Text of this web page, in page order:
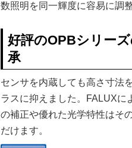
数照明を同一輝度に容易に調
好評のOPBシリー
承
センサを内蔵しても高さ寸法
ラスに抑えました。FALUXに
の補正や優れた光学特性はそ
だけます。